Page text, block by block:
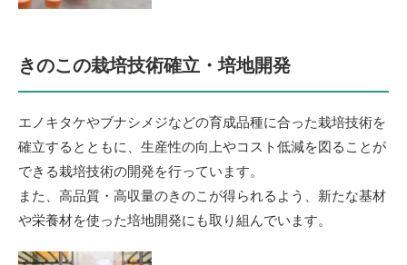
きのこの栽培技術確立・培地開発
エノキタケやブナシメジなどの育成品種に合った栽培技術を
確立するとともに、生産性の向上やコスト低減を図ることが
できる栽培技術の開発を行っています。
また、高品質・高収量のきのこが得られるよう、新たな基材
や栄養材を使った培地開発にも取り組んでいます。